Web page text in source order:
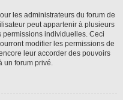
les administrateurs du forum de
peut appartenir à plusieurs
individuelles. Ceci
modifier les permissions de
leur accorder des pouvoirs
forum privé.